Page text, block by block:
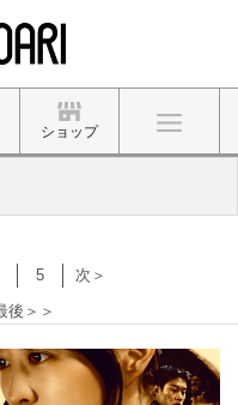
ショップ
5
次＞
後＞＞